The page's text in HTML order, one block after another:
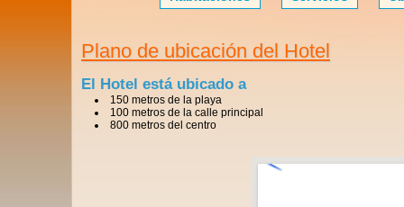
Plano de ubicación del Hotel
El Hotel está ubicado a
150 metros de la playa
100 metros de la calle principal
800 metros del centro